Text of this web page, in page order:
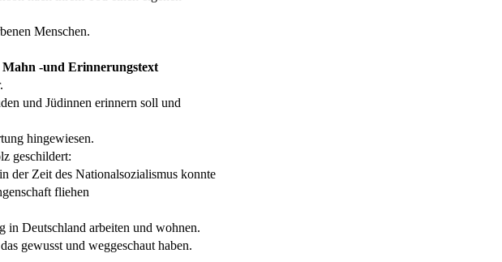
Menschen.
Mahn -und Erinnerungstext
und Jüdinnen erinnern soll und
hingewiesen.
geschildert:
der Zeit des Nationalsozialismus konnte
fliehen
in Deutschland arbeiten und wohnen.
gewusst und weggeschaut haben.